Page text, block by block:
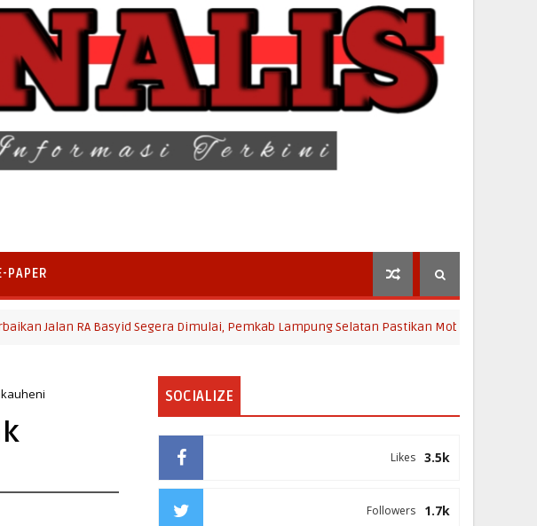
PAPER
RA Basyid Segera Dimulai, Pemkab Lampung Selatan Pastikan Mobilitas Warga Lebih
SOCIALIZE
3.5k
Likes
1.7k
Followers